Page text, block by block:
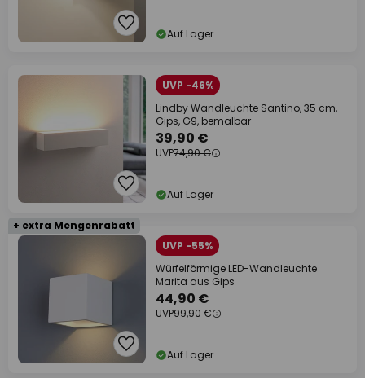
Auf Lager
UVP -46%
Lindby Wandleuchte Santino, 35 cm,
Gips, G9, bemalbar
39,90 €
UVP74,90 €
Auf Lager
+ extra Mengenrabatt
UVP -55%
Würfelförmige LED-Wandleuchte
Marita aus Gips
44,90 €
UVP99,90 €
Auf Lager